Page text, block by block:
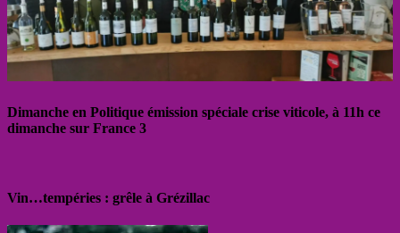
Dimanche en Politique émission spéciale crise viticole, à 11h ce
dimanche sur France 3
Vin…tempéries : grêle à Grézillac